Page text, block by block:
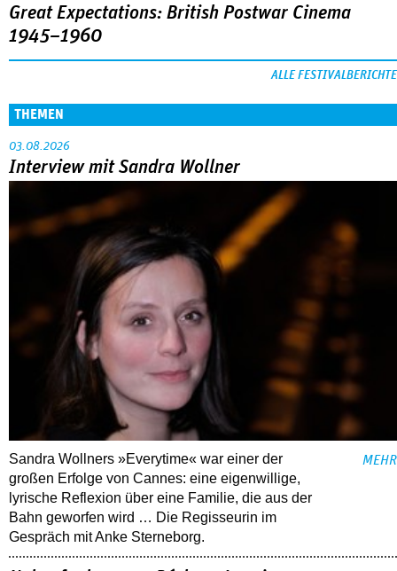
Great Expectations: British Postwar Cinema
1945–1960
ALLE FESTIVALBERICHTE
THEMEN
03.08.2026
Interview mit Sandra Wollner
Sandra Wollners »Everytime« war einer der
großen Erfolge von Cannes: eine eigenwillige,
lyrische Reflexion über eine ­Familie, die aus der
Bahn geworfen wird … Die Regisseurin im
Gespräch mit Anke Sterneborg.
MEHR